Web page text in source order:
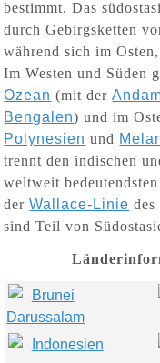
bestimmt. Das
durch Gebirgsketten
während sich im
Im Westen und Süden
Ozean (mit der
Bengalen) und im
Polynesien und
trennt den indischen
weltweit
derWallace-Linie des
sind Teil von
Brunei
Darussalam
Indonesien